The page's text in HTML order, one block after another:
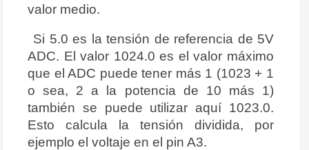
valor medio.
Si 5.0 es la tensión de referencia de 5V
ADC. El valor 1024.0 es el valor máximo
que el ADC puede tener más 1 (1023 + 1
o sea, 2 a la potencia de 10 más 1)
también se puede utilizar aquí 1023.0.
Esto calcula la tensión dividida, por
ejemplo el voltaje en el pin A3.